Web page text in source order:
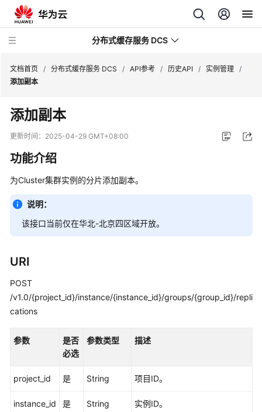
分布式缓存服务 DCS
最
新
动
务
公
告
产
介
计
费
明
速
门
文档首页 / 分布式缓存服务 DCS / API参考 / 历史API / 实例管理 /
添加副本
添加副本
更新时间： 2025-04-29 GMT+08:00
功能介绍
为Cluster集群实例的分片添加副本。
说明：
该接口当前仅在华北-北京四区域开放。
URI
POST
/v1.0/{project_id}/instance/{instance_id}/groups/{group_id}/repli
cations
参数
是否
必选
参数类型 描述
project_id 是 String 项目ID。
instance_id 是 String 实例ID。